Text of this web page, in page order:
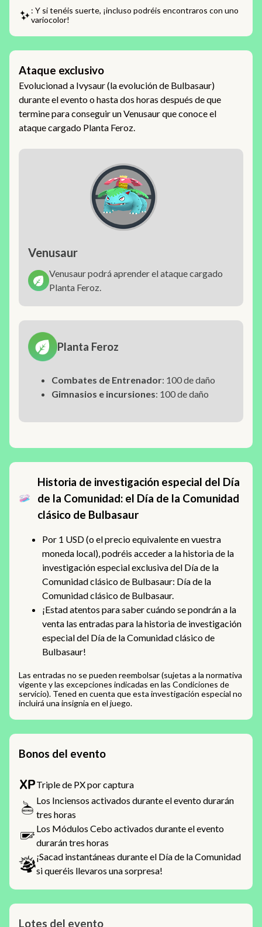
: Y si tenéis suerte, ¡incluso podréis encontraros con uno
variocolor!
Ataque exclusivo
Evolucionad a Ivysaur (la evolución de Bulbasaur)
durante el evento o hasta dos horas después de que
termine para conseguir un Venusaur que conoce el
ataque cargado Planta Feroz.
Venusaur
Venusaur podrá aprender el ataque cargado
Planta Feroz.
Planta Feroz
Combates de Entrenador: 100 de daño
Gimnasios e incursiones: 100 de daño
Historia de investigación especial del Día
de la Comunidad: el Día de la Comunidad
clásico de Bulbasaur
Por 1 USD (o el precio equivalente en vuestra
moneda local), podréis acceder a la historia de la
investigación especial exclusiva del Día de la
Comunidad clásico de Bulbasaur: Día de la
Comunidad clásico de Bulbasaur.
¡Estad atentos para saber cuándo se pondrán a la
venta las entradas para la historia de investigación
especial del Día de la Comunidad clásico de
Bulbasaur!
Las entradas no se pueden reembolsar (sujetas a la normativa
vigente y las excepciones indicadas en las Condiciones de
servicio). Tened en cuenta que esta investigación especial no
incluirá una insignia en el juego.
Bonos del evento
Triple de PX por captura
Los Inciensos activados durante el evento durarán
tres horas
Los Módulos Cebo activados durante el evento
durarán tres horas
¡Sacad instantáneas durante el Día de la Comunidad
si queréis llevaros una sorpresa!
Lotes del evento